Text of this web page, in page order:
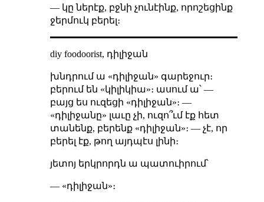
— կը ներէք, բջնի չունէինք, որոշեցինք
ջերմուկ բերել։
diy foodoorist, դիլիջան
խնդրում ա «դիլիջան» գարեջուր։
բերում են «կիլիկիա»։ ասում ա՝ —
բայց ես ուզեցի «դիլիջան»։ —
«դիլիջանը» լաւը չի, ուզո՞ւմ էք հետ
տանենք, բերենք «դիլիջան»։ — չէ, որ
բերել էք, թող այդպէս լինի։
յետոյ երկրորդն ա պատուիրում՝
— «դիլիջան»։